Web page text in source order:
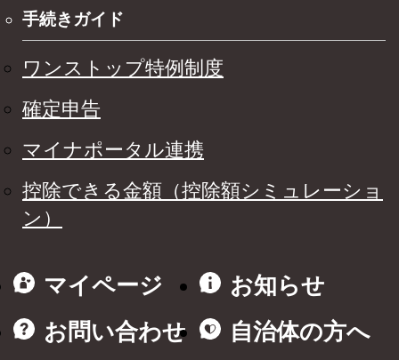
手続きガイド
ワンストップ特例制度
確定申告
マイナポータル連携
控除できる金額（控除額シミュレーショ
ン）
マイページ
お知らせ
お問い合わせ
自治体の方へ